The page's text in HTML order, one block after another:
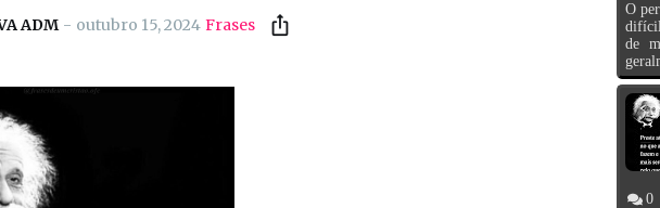
ADM - outubro 15, 2024 Frases
O
difícil
de
0